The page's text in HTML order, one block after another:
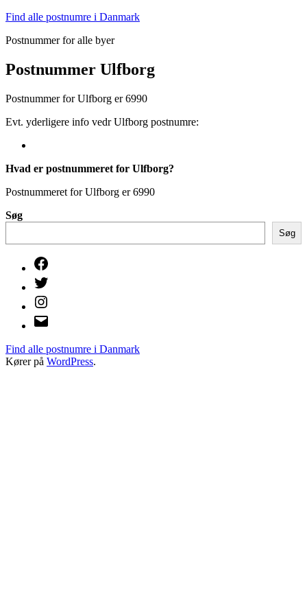
Fortsæt
indhold
Find alle postnumre i Danmark
Postnummer for alle byer
Postnummer Ulfborg
Postnummer for Ulfborg er 6990
Evt. yderligere info vedr Ulfborg postnumre:
Hvad er postnummeret for Ulfborg?
Postnummeret for Ulfborg er 6990
Søg
Søg
Find alle postnumre i Danmark
Kører på WordPress.